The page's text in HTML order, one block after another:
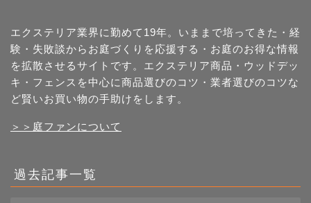
エクステリア業界に勤めて19年。いままで培ってきた・経
験・失敗談からお庭づくりを応援する・お庭のお得な情報
を拡散させるサイトです。エクステリア商品・ウッドデッ
キ・フェンスを中心に商品選びのコツ・業者選びのコツな
ど賢いお買い物の手助けをします。
＞＞庭ファンについて
過去記事一覧